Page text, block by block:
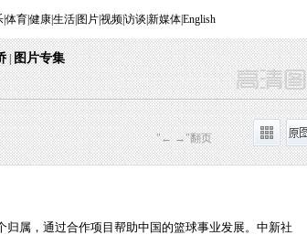
|体育|健康|生活| 图片|视频|访谈 新媒体|English
|图片专集
"← →"翻页
属，通过合作项目帮助中国的篮球事业发展。中新社